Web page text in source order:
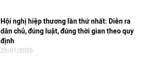
Hội nghị hiệp thương lần thứ nhất: Diễn ra
dân chủ, đúng luật, đúng thời gian theo quy
định
29/01/2026